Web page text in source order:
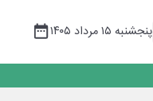
پنجشنبه ۱۵ مرداد ۱۴۰۵